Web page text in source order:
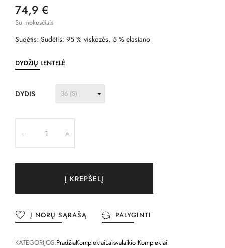
74,9 €
Su mokesčiais
Sudėtis: Sudėtis: 95 % viskozės, 5 % elastano
DYDŽIŲ LENTELĖ
DYDIS
Į KREPŠELĮ
Į NORŲ SĄRAŠĄ PALYGINTI
KATEGORIJOS:PradžiaKomplektaiLaisvalaikio Komplektai